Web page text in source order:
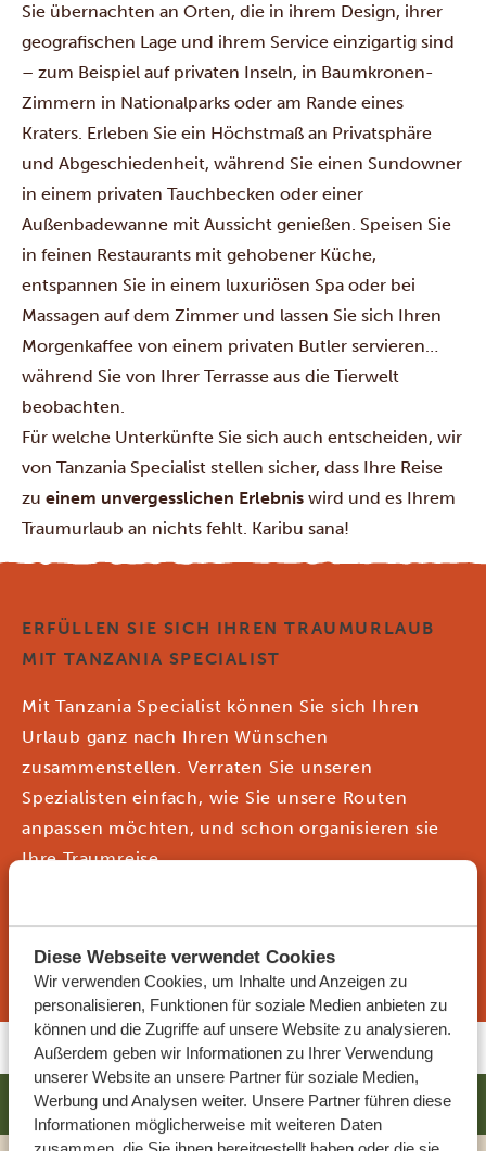
Diese Webseite verwendet Cookies
Wir verwenden Cookies, um Inhalte und Anzeigen zu
personalisieren, Funktionen für soziale Medien anbieten zu
können und die Zugriffe auf unsere Website zu analysieren.
Außerdem geben wir Informationen zu Ihrer Verwendung
unserer Website an unsere Partner für soziale Medien,
Werbung und Analysen weiter. Unsere Partner führen diese
Informationen möglicherweise mit weiteren Daten
Sie übernachten an Orten, die in ihrem Design, ihrer
geografischen Lage und ihrem Service einzigartig sind
– zum Beispiel auf privaten Inseln, in Baumkronen-
Zimmern in Nationalparks oder am Rande eines
Kraters. Erleben Sie ein Höchstmaß an Privatsphäre
und Abgeschiedenheit, während Sie einen Sundowner
in einem privaten Tauchbecken oder einer
Außenbadewanne mit Aussicht genießen. Speisen Sie
in feinen Restaurants mit gehobener Küche,
entspannen Sie in einem luxuriösen Spa oder bei
Massagen auf dem Zimmer und lassen Sie sich Ihren
Morgenkaffee von einem privaten Butler servieren…
während Sie von Ihrer Terrasse aus die Tierwelt
beobachten.
Für welche Unterkünfte Sie sich auch entscheiden, wir
von Tanzania Specialist stellen sicher, dass Ihre Reise
zu einem unvergesslichen Erlebnis wird und es Ihrem
Traumurlaub an nichts fehlt. Karibu sana!
ERFÜLLEN SIE SICH IHREN TRAUMURLAUB
MIT TANZANIA SPECIALIST
Mit Tanzania Specialist können Sie sich Ihren
Urlaub ganz nach Ihren Wünschen
zusammenstellen. Verraten Sie unseren
Spezialisten einfach, wie Sie unsere Routen
anpassen möchten, und schon organisieren sie
Ihre Traumreise.
DIESE REISE JETZT ANFRAGEN
SILBER
AHADI LODGE